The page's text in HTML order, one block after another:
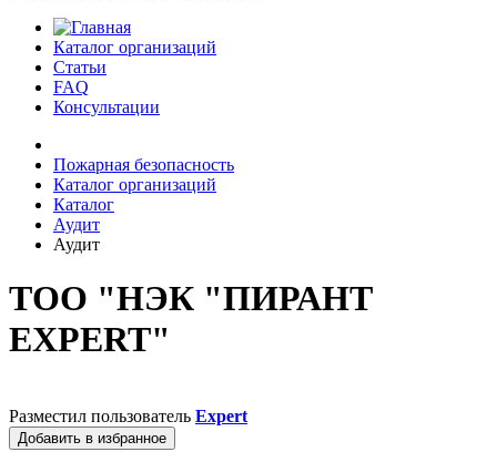
Каталог организаций
Статьи
FAQ
Консультации
Пожарная безопасность
Каталог организаций
Каталог
Аудит
Аудит
ТОО "НЭК "ПИРАНТ
EXPERT"
Разместил пользователь Expert
Добавить в избранное